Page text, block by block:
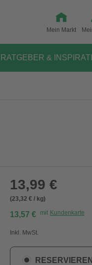
Mein Markt
RATGEBER &
13,99 €
(23,32 € / kg)
13,57 € mit Kundenkarte
Inkl. MwSt.